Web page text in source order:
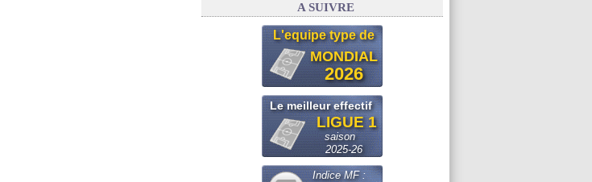
A SUIVRE
L'equipe type de
MONDIAL
2026
Le meilleur effectif
LIGUE 1
saison
2025-26
Indice MF :